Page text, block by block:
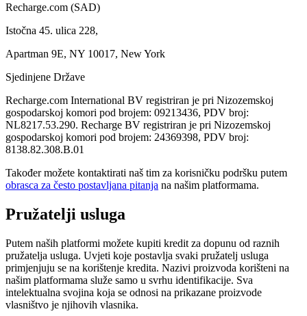
Recharge.com (SAD)
Istočna 45. ulica 228,
Apartman 9E, NY 10017, New York
Sjedinjene Države
Recharge.com International BV registriran je pri Nizozemskoj
gospodarskoj komori pod brojem: 09213436, PDV broj:
NL8217.53.290. Recharge BV registriran je pri Nizozemskoj
gospodarskoj komori pod brojem: 24369398, PDV broj:
8138.82.308.B.01
Također možete kontaktirati naš tim za korisničku podršku putem
obrasca za često postavljana pitanja na našim platformama.
Pružatelji usluga
Putem naših platformi možete kupiti kredit za dopunu od raznih
pružatelja usluga. Uvjeti koje postavlja svaki pružatelj usluga
primjenjuju se na korištenje kredita. Nazivi proizvoda korišteni na
našim platformama služe samo u svrhu identifikacije. Sva
intelektualna svojina koja se odnosi na prikazane proizvode
vlasništvo je njihovih vlasnika.